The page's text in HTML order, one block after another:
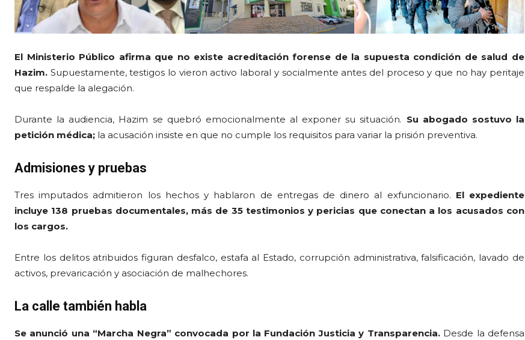
El Ministerio Público afirma que no existe acreditación forense de la supuesta condición de salud de
Hazim. Supuestamente, testigos lo vieron activo laboral y socialmente antes del proceso y que no hay peritaje
que respalde la alegación.
Durante la audiencia, Hazim se quebró emocionalmente al exponer su situación. Su abogado sostuvo la
petición médica; la acusación insiste en que no cumple los requisitos para variar la prisión preventiva.
Admisiones y pruebas
Tres imputados admitieron los hechos y hablaron de entregas de dinero al exfuncionario. El expediente
incluye 138 pruebas documentales, más de 35 testimonios y pericias que conectan a los acusados con
los cargos.
Entre los delitos atribuidos figuran desfalco, estafa al Estado, corrupción administrativa, falsificación, lavado de
activos, prevaricación y asociación de malhechores.
La calle también habla
Se anunció una “Marcha Negra” convocada por la Fundación Justicia y Transparencia.Desde la defensa